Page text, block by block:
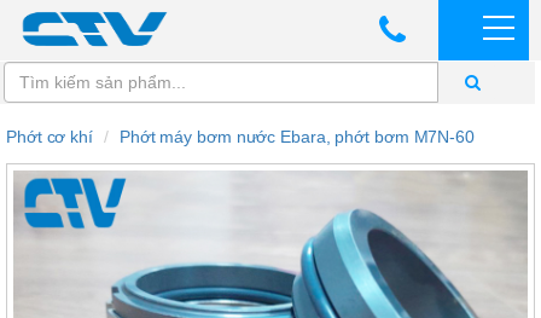
Phớt cơ khí Phớt máy bơm nước Ebara, phớt bơm M7N-60